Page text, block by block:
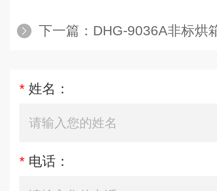
下一篇： DHG-9036A非标烘
* 姓名：
* 电话：